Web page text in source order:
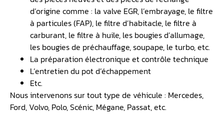
d’origine comme : la valve EGR, l’embrayage, le filtre
à particules (FAP), le filtre d’habitacle, le filtre à
carburant, le filtre à huile, les bougies d’allumage,
les bougies de préchauffage, soupape, le turbo, etc.
La préparation électronique et contrôle technique
L’entretien du pot d’échappement
Etc.
Nous intervenons sur tout type de véhicule : Mercedes,
Ford, Volvo, Polo, Scénic, Mégane, Passat, etc.